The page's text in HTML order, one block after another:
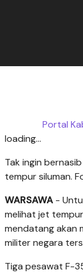
Portal
loading...
Tak ingin
tempur siluman.
WARSAWA -
melihat jet
mendatang akan
militer negara
Tiga pesawat F-